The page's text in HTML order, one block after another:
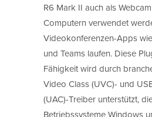
R6 Mark II auch als
Computern verwendet
Videokonferenzen-Apps
und Teams laufen. Diese
Fähigkeit wird durch
Video Class (UVC)- und
(UAC)-Treiber unterstützt,
Betriebssysteme Windows